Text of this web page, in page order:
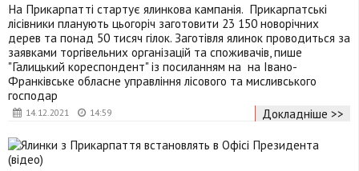
14.12.2021 14:59
На Прикарпатті стартує ялинкова кампанія. Прикарпатські
лісівники планують цьогоріч заготовити 23 150 новорічних
дерев та понад 50 тисяч гілок. Заготівля ялинок проводиться за
заявками торгівельних організацій та споживачів, пише
"Галицький кореспондент" із посиланням на на Івано-
Франківське обласне управління лісового та мисливського
господар
Докладніше >>